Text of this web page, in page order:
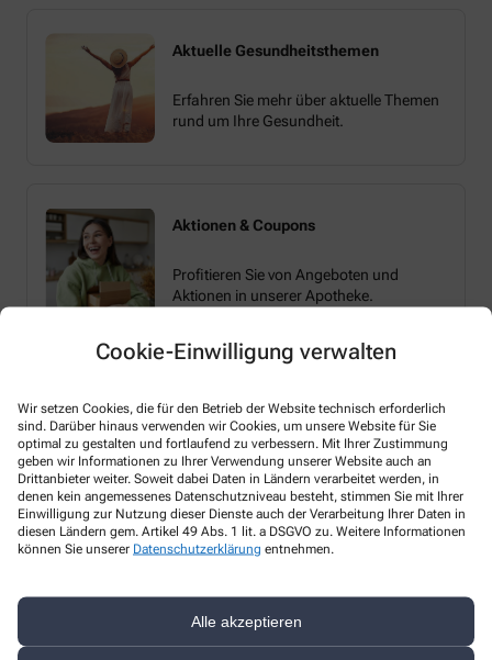
Cookie-Einwilligung verwalten
Wir setzen Cookies, die für den Betrieb der Website technisch erforderlich
sind. Darüber hinaus verwenden wir Cookies, um unsere Website für Sie
optimal zu gestalten und fortlaufend zu verbessern. Mit Ihrer Zustimmung
geben wir Informationen zu Ihrer Verwendung unserer Website auch an
Drittanbieter weiter. Soweit dabei Daten in Ländern verarbeitet werden, in
denen kein angemessenes Datenschutzniveau besteht, stimmen Sie mit Ihrer
Einwilligung zur Nutzung dieser Dienste auch der Verarbeitung Ihrer Daten in
diesen Ländern gem. Artikel 49 Abs. 1 lit. a DSGVO zu. Weitere Informationen
können Sie unserer Datenschutzerklärung entnehmen.
Alle akzeptieren
Aktuelle Gesundheitsthemen
Erfahren Sie mehr über aktuelle Themen
rund um Ihre Gesundheit.
Aktionen & Coupons
Profitieren Sie von Angeboten und
Aktionen in unserer Apotheke.
Melden Sie sich hier an und sichern Sie sich
Ihren 10% Gutschein* für unsere Apotheke